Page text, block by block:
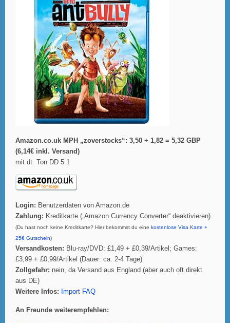
Amazon.co.uk MPH „zoverstocks“: 3,50 + 1,82 = 5,32 GBP
(6,14€ inkl. Versand)
mit dt. Ton DD 5.1
Login: Benutzerdaten von Amazon.de
Zahlung: Kreditkarte („Amazon Currency Converter“ deaktivieren)
(Du hast noch keine Kreditkarte? Hier bekommst du eine kostenlose Visa Karte +
25€ Gutschein)
Versandkosten: Blu-ray/DVD: £1,49 + £0,39/Artikel; Games:
£3,99 + £0,99/Artikel (Dauer: ca. 2-4 Tage)
Zollgefahr: nein, da Versand aus England (aber auch oft direkt
aus DE)
Weitere Infos:
Import FAQ
An Freunde weiterempfehlen: